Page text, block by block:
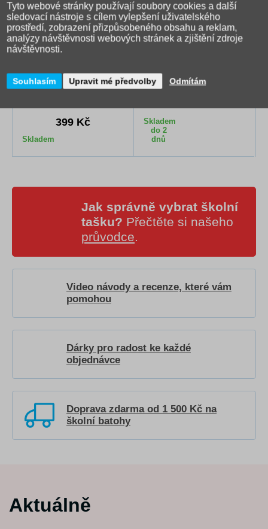
Školní penál Ars Una
Doggie
399 Kč
Skladem
Ars Una penál Flowery
Black
Skladem
do 2
dnů
Jak správně vybrat školní
tašku? Přečtěte si našeho
průvodce.
Video návody a recenze, které vám
pomohou
Dárky pro radost ke každé
objednávce
Doprava zdarma od 1 500 Kč na
školní batohy
Aktuálně
Tyto webové stránky používají soubory cookies a další
sledovací nástroje s cílem vylepšení uživatelského
prostředí, zobrazení přizpůsobeného obsahu a reklam,
analýzy návštěvnosti webových stránek a zjištění zdroje
návštěvnosti.
Souhlasím Upravit mé předvolby Odmítám